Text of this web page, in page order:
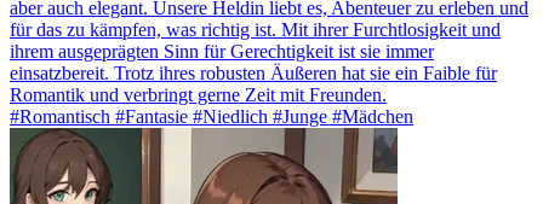
aber auch elegant. Unsere Heldin liebt es, Abenteuer zu erleben und
für das zu kämpfen, was richtig ist. Mit ihrer Furchtlosigkeit und
ihrem ausgeprägten Sinn für Gerechtigkeit ist sie immer
einsatzbereit. Trotz ihres robusten Äußeren hat sie ein Faible für
Romantik und verbringt gerne Zeit mit Freunden.
#Romantisch #Fantasie #Niedlich #Junge #Mädchen